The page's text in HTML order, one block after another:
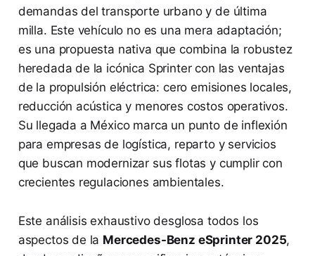
demandas del transporte urbano y de última
milla. Este vehículo no es una mera adaptación;
es una propuesta nativa que combina la robustez
heredada de la icónica Sprinter con las ventajas
de la propulsión eléctrica: cero emisiones locales,
reducción acústica y menores costos operativos.
Su llegada a México marca un punto de inflexión
para empresas de logística, reparto y servicios
que buscan modernizar sus flotas y cumplir con
crecientes regulaciones ambientales.
Este análisis exhaustivo desglosa todos los
aspectos de la Mercedes-Benz eSprinter 2025,